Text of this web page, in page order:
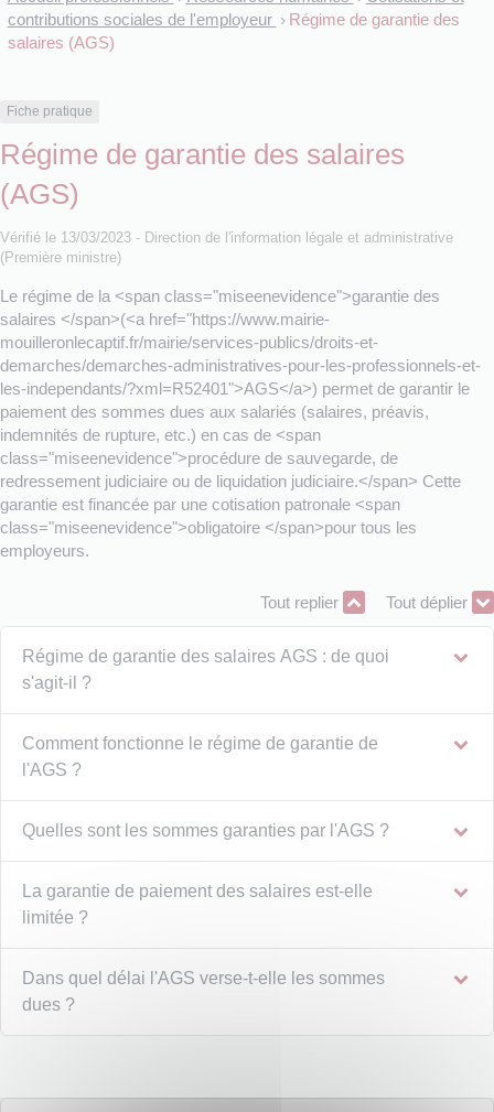
contributions sociales de l'employeur > Régime de garantie des
salaires (AGS)
Fiche pratique
Régime de garantie des salaires
(AGS)
Vérifié le 13/03/2023 - Direction de l'information légale et administrative
(Première ministre)
Le régime de la <span class="miseenevidence">garantie des
salaires </span>(<a href="https://www.mairie-
mouilleronlecaptif.fr/mairie/services-publics/droits-et-
demarches/demarches-administratives-pour-les-professionnels-et-
les-independants/?xml=R52401">AGS</a>) permet de garantir le
paiement des sommes dues aux salariés (salaires, préavis,
indemnités de rupture, etc.) en cas de <span
class="miseenevidence">procédure de sauvegarde, de
redressement judiciaire ou de liquidation judiciaire.</span> Cette
garantie est financée par une cotisation patronale <span
class="miseenevidence">obligatoire </span>pour tous les
employeurs.
Tout replier Tout déplier
Régime de garantie des salaires AGS : de quoi
s'agit-il ?
Comment fonctionne le régime de garantie de
l'AGS ?
Quelles sont les sommes garanties par l'AGS ?
La garantie de paiement des salaires est-elle
limitée ?
Dans quel délai l'AGS verse-t-elle les sommes
dues ?